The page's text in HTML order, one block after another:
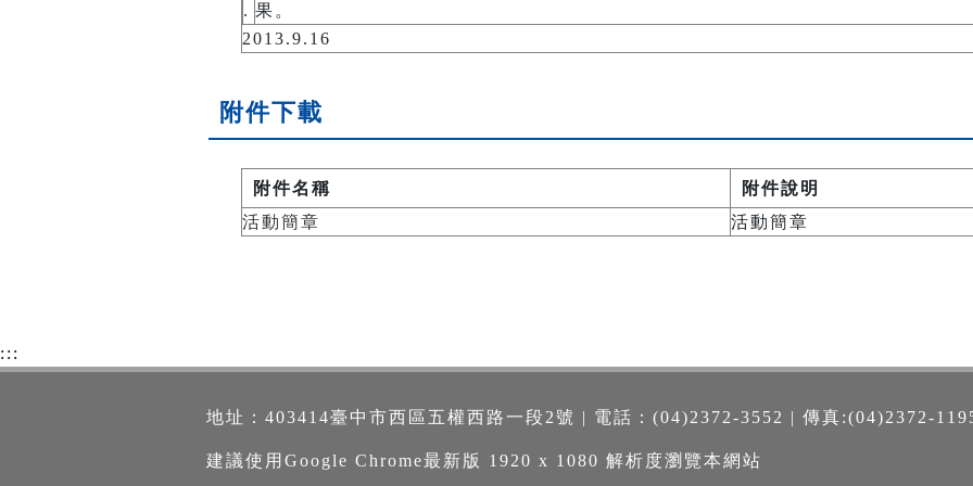
. 果。
2013.9.16
附件下載
附件名稱
附件說明
活動簡章
活動簡章
:::
地址：403414臺中市西區五權西路一段2號 | 電話：(04)2372-3552 | 傳真:(04)2372-
建議使用Google Chrome最新版 1920 x 1080 解析度瀏覽本網站